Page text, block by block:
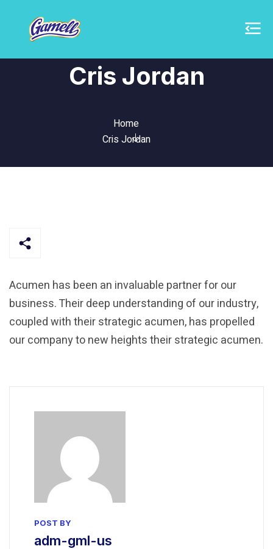
Cris Jordan
Home
Cris Jordan
Acumen has been an invaluable partner for our
business. Their deep understanding of our industry,
coupled with their strategic acumen, has propelled
our company to new heights their strategic acumen.
POST BY
adm-gml-us